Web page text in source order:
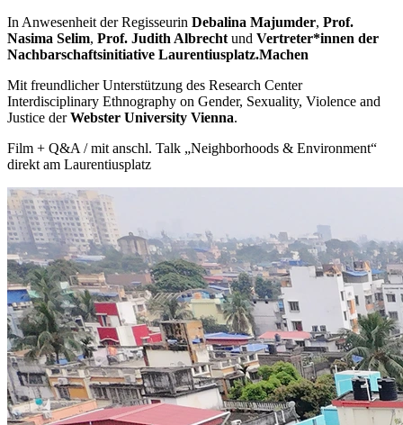
In Anwesenheit der Regisseurin Debalina Majumder, Prof.
Nasima Selim, Prof. Judith Albrecht und Vertreter*innen der
Nachbarschaftsinitiative Laurentiusplatz.Machen
Mit freundlicher Unterstützung des Research Center
Interdisciplinary Ethnography on Gender, Sexuality, Violence and
Justice derWebster University Vienna.
Film + Q&A / mit anschl. Talk „Neighborhoods & Environment“
direkt am Laurentiusplatz